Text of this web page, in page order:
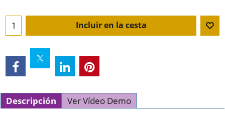
Incluir en la cesta
Descripción Ver Vídeo Demo